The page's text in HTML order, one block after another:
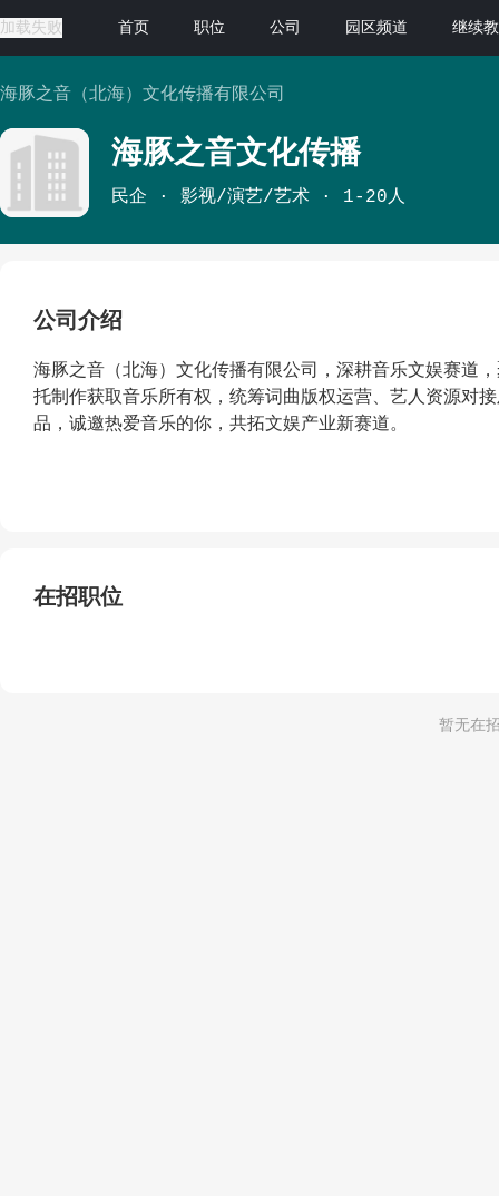
加载失败 首页 职位 公司 园区频道 继续
海豚之音（北海）文化传播有限公司
海豚之音文化传播
民企 影视/演艺/艺术 1-20人
公司介绍
海豚之音（北海）文化传播有限公司，深耕音乐文娱赛道
托制作获取音乐所有权，统筹词曲版权运营、艺人资源对
品，诚邀热爱音乐的你，共拓文娱产业新赛道。
在招职位
暂无在